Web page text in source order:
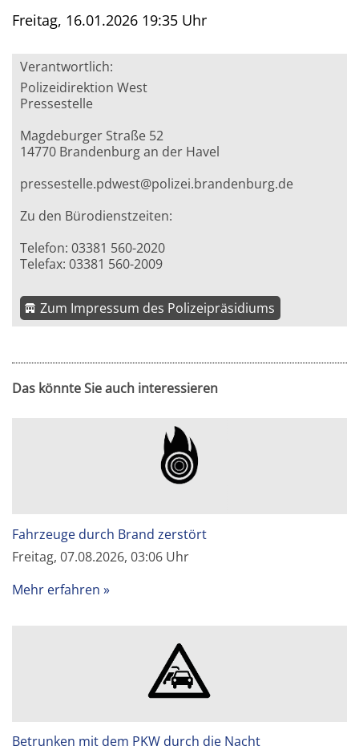
Freitag, 16.01.2026 19:35 Uhr
Verantwortlich:
Polizeidirektion West
Pressestelle
Magdeburger Straße 52
14770 Brandenburg an der Havel
pressestelle.pdwest@polizei.brandenburg.de
Zu den Bürodienstzeiten:
Telefon: 03381 560-2020
Telefax: 03381 560-2009
Zum Impressum des Polizeipräsidiums
Das könnte Sie auch interessieren
Fahrzeuge durch Brand zerstört
Freitag, 07.08.2026, 03:06 Uhr
Mehr erfahren
Betrunken mit dem PKW durch die Nacht